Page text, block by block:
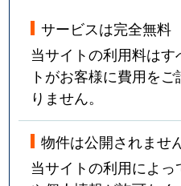
サービスは完全無料
当サイトの利用料は
トがお客様に費用を
りません。
物件は公開されませ
当サイトの利用によ